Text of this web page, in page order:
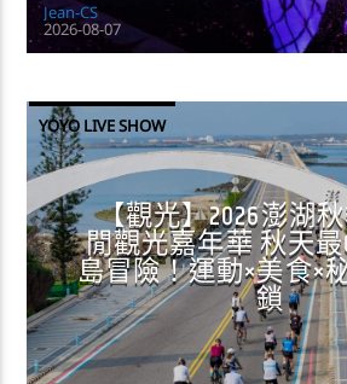
Jean-CS
2026-08-07
YOYO LIVE SHOW
【觀光】2026澎湖
閒觀光嘉年華 秋天最
島冒險！運動×美食×
鎖